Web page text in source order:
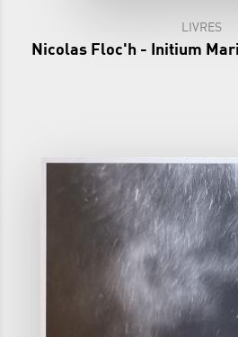
LIVRES
Nicolas Floc'h - Initium